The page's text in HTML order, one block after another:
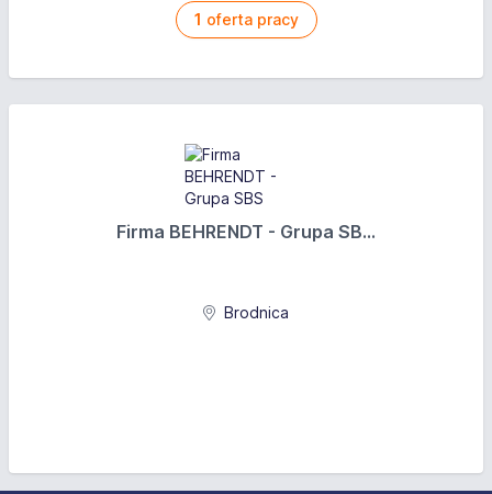
1 oferta pracy
Firma BEHRENDT - Grupa SB...
Brodnica